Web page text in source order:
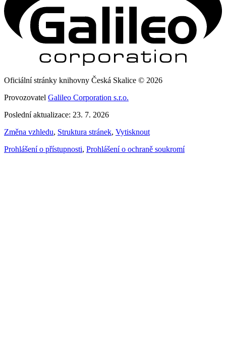
Oficiální stránky knihovny Česká Skalice © 2026
Provozovatel Galileo Corporation s.r.o.
Poslední aktualizace: 23. 7. 2026
Změna vzhledu, Struktura stránek, Vytisknout
Prohlášení o přístupnosti, Prohlášení o ochraně soukromí